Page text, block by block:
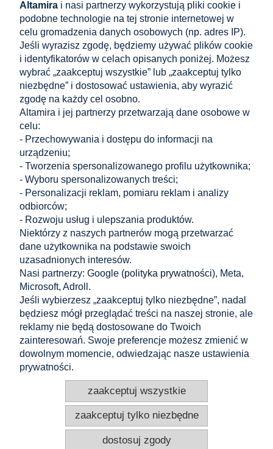
Podkładka uziemiająca PV okrągła pełna Ø35 mm –
stal nierdzewna A2
0,54 zł
Cena netto: 0,44 zł do koszyka
Podkładka uziemiająca PV okrągła z wycięciem Ø44
mm – stal nierdzewna A2
0,48 zł
Cena netto:0,39 zł do koszyka
Zakupy
Pomoc
Moje konto
Informacje
KONTAKT
Altamira Sp. z o. o.
Budowlanych 6/51, 95-040 Koluszki, Polska
+48 721 556 606
pv@e-altamira.com
Obsługa klienta: Pn–Pt 8:00–16:00
Altamira i nasi partnerzy wykorzystują pliki cookie i
podobne technologie na tej stronie internetowej w
celu gromadzenia danych osobowych (np. adres IP).
Jeśli wyrazisz zgodę, będziemy używać plików cookie
i identyfikatorów w celach opisanych poniżej. Możesz
wybrać „zaakceptuj wszystkie” lub „zaakceptuj tylko
niezbędne” i dostosować ustawienia, aby wyrazić
zgodę na każdy cel osobno.
Altamira i jej partnerzy przetwarzają dane osobowe w
celu:
- Przechowywania i dostępu do informacji na
urządzeniu;
- Tworzenia spersonalizowanego profilu użytkownika;
- Wyboru spersonalizowanych treści;
- Personalizacji reklam, pomiaru reklam i analizy
odbiorców;
- Rozwoju usług i ulepszania produktów.
Niektórzy z naszych partnerów mogą przetwarzać
dane użytkownika na podstawie swoich
uzasadnionych interesów.
Nasi partnerzy: Google (polityka prywatności), Meta,
Microsoft, Adroll.
Jeśli wybierzesz „zaakceptuj tylko niezbędne”, nadal
będziesz mógł przeglądać treści na naszej stronie, ale
reklamy nie będą dostosowane do Twoich
zainteresowań. Swoje preferencje możesz zmienić w
dowolnym momencie, odwiedzając nasze ustawienia
prywatności.
zaakceptuj tylko niezbędne
dostosuj zgody
zaakceptuj wszystkie